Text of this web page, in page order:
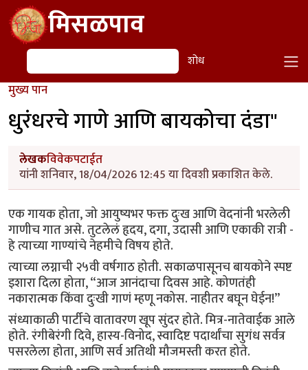
Skip to main contentमिसळपाव
शोध शोध
मुख्य पान
धुरंधरचे गाणे आणि बायकोचा दंडा"
लेखकविवेकपटाईत
यांनी शनिवार, 18/04/2026 12:45 या दिवशी प्रकाशित केले.
एक गायक होता, जो आयुष्यभर फक्त दुःख आणि वेदनांनी भरलेली
गाणीच गात असे. तुटलेलं हृदय, दगा, उदासी आणि एकाकी रात्री -
हे त्याच्या गाण्यांचे नेहमीचे विषय होते.
त्याच्या लग्नाची २५वी वर्षगाठ होती. सकाळपासूनच बायकोने स्पष्ट
इशारा दिला होता, “आज आनंदाचा दिवस आहे. कोणतंही
नकारात्मक किंवा दुःखी गाणं म्हणू नकोस. नाहीतर बघून घेईन!”
संध्याकाळी पार्टीचे वातावरण खूप सुंदर होते. मित्र-नातेवाईक आले
होते. रंगीबेरंगी दिवे, हास्य-विनोद, स्वादिष्ट पदार्थांचा सुगंध सर्वत्र
पसरलेला होता, आणि सर्व अतिथी मौजमस्ती करत होते.